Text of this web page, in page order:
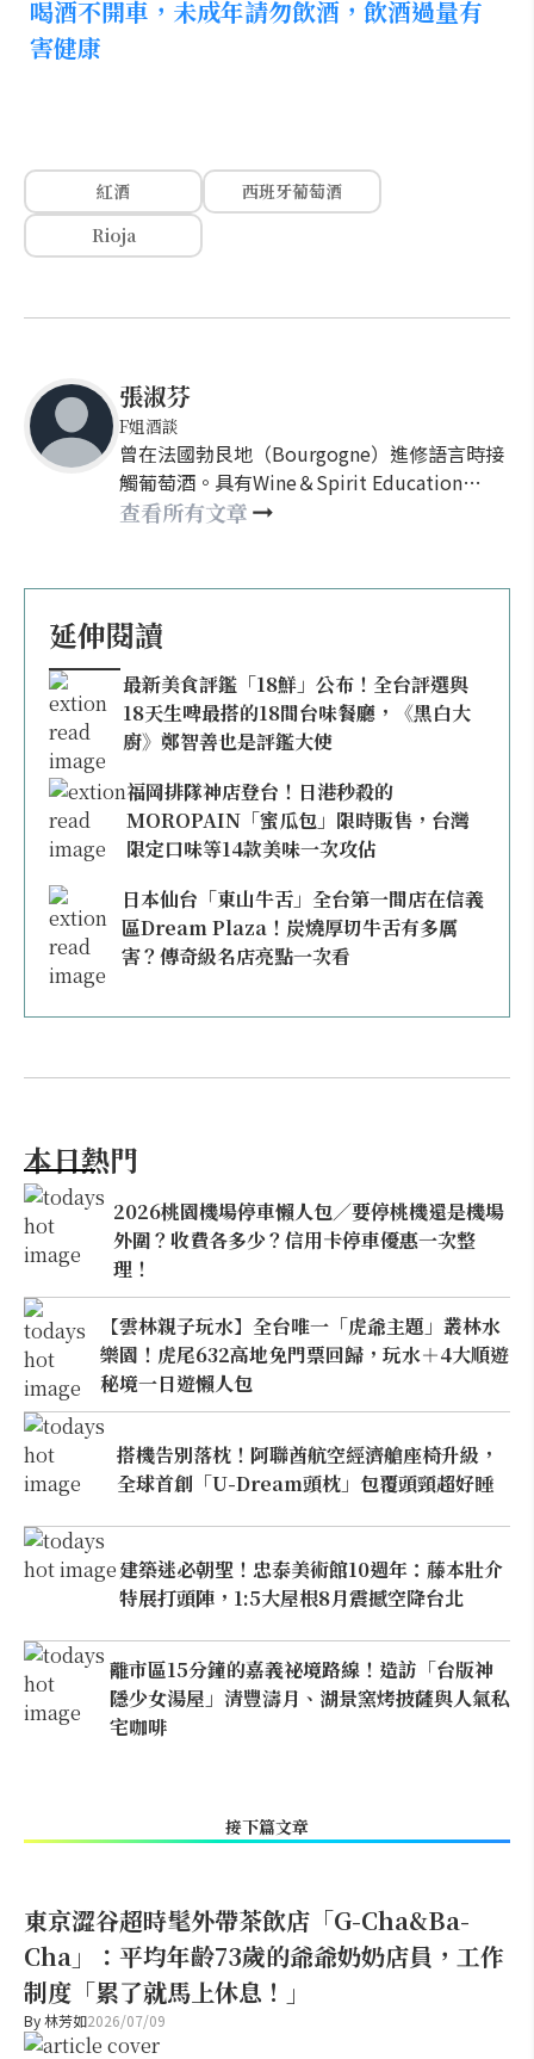
喝酒不開車，未成年請勿飲酒，飲酒過量有
害健康
紅酒
西班牙葡萄酒
Rioja
張淑芬
F姐酒談
曾在法國勃艮地（Bourgogne）進修語言時接
觸葡萄酒。具有Wine＆Spirit Education
Trust ( WSET) Level 2 Award 英國葡萄酒與烈
驗，不定時會舉辦主題聚會「以酒會友」，也
會固定在節目中幫大家塔羅占卜哦！讓我們一
起來談談酒，Cheers！
查看所有文章
延伸閱讀
最新美食評鑑「18鮮」公布！全台評選與
18天生啤最搭的18間台味餐廳，《黑白大
廚》鄭智善也是評鑑大使
福岡排隊神店登台！日港秒殺的
MOROPAIN「蜜瓜包」限時販售，台灣
限定口味等14款美味一次攻佔
日本仙台「東山牛舌」全台第一間店在信義
區Dream Plaza！炭燒厚切牛舌有多厲
害？傳奇級名店亮點一次看
本日熱門
2026桃園機場停車懶人包／要停桃機還是機場
外圍？收費各多少？信用卡停車優惠一次整
理！
【雲林親子玩水】全台唯一「虎爺主題」叢林水
樂園！虎尾632高地免門票回歸，玩水＋4大順遊
秘境一日遊懶人包
搭機告別落枕！阿聯酋航空經濟艙座椅升級，
全球首創「U-Dream頭枕」包覆頭頸超好睡
建築迷必朝聖！忠泰美術館10週年：藤本壯介
特展打頭陣，1:5大屋根8月震撼空降台北
離市區15分鐘的嘉義祕境路線！造訪「台版神
隱少女湯屋」清豐濤月、湖景窯烤披薩與人氣私
宅咖啡
接下篇文章
東京澀谷超時髦外帶茶飲店「G-Cha&Ba-
Cha」：平均年齡73歲的爺爺奶奶店員，工作
制度「累了就馬上休息！」
By林芳如2026/07/09